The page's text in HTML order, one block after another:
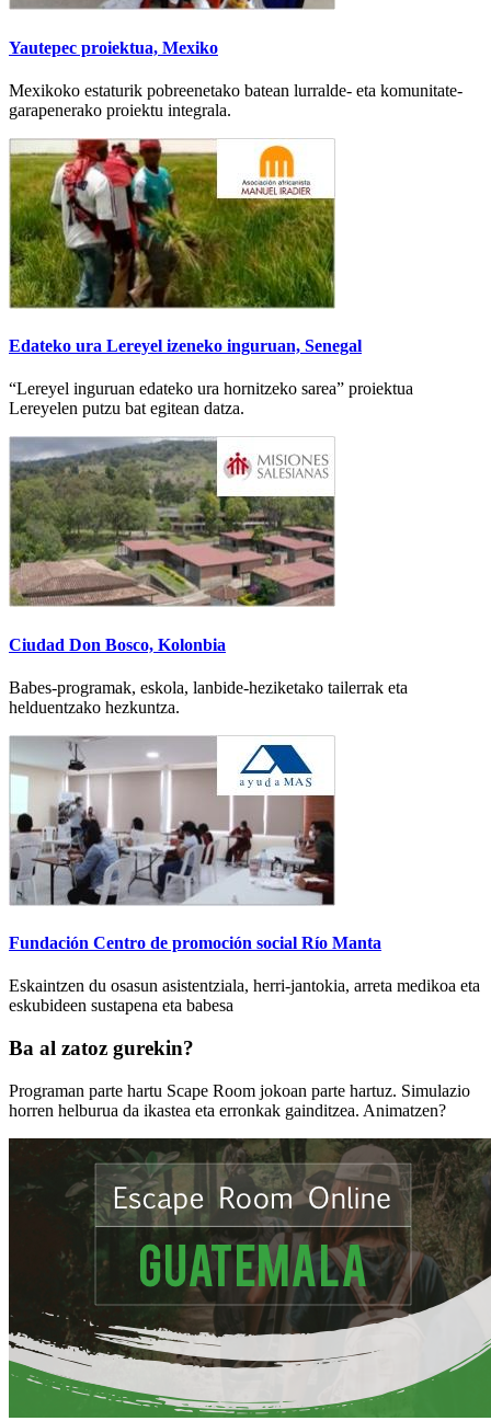
Yautepec proiektua, Mexiko
Mexikoko estaturik pobreenetako batean lurralde- eta komunitate-
garapenerako proiektu integrala.
Edateko ura Lereyel izeneko inguruan, Senegal
“Lereyel inguruan edateko ura hornitzeko sarea” proiektua
Lereyelen putzu bat egitean datza.
Ciudad Don Bosco, Kolonbia
Babes-programak, eskola, lanbide-heziketako tailerrak eta
helduentzako hezkuntza.
Fundación Centro de promoción social Río Manta
Eskaintzen du osasun asistentziala, herri-jantokia, arreta medikoa eta
eskubideen sustapena eta babesa
Ba al zatoz gurekin?
Programan parte hartu Scape Room jokoan parte hartuz. Simulazio
horren helburua da ikastea eta erronkak gainditzea. Animatzen?